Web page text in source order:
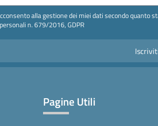
alla gestione dei miei dati secondo quanto
n. 679/2016, GDPR
Pagine Utili